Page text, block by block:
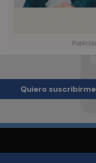
Quiero suscribirme